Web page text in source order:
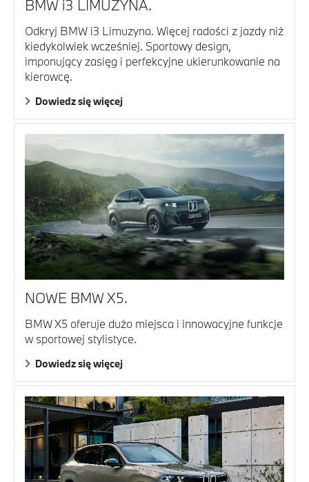
BMW i3 LIMUZYNA.
Odkryj BMW i3 Limuzyna. Więcej radości z jazdy niż
kiedykolwiek wcześniej. Sportowy design,
imponujący zasięg i perfekcyjne ukierunkowanie na
kierowcę.
Dowiedz się więcej
NOWE BMW X5.
BMW X5 oferuje dużo miejsca i innowacyjne funkcje
w sportowej stylistyce.
Dowiedz się więcej